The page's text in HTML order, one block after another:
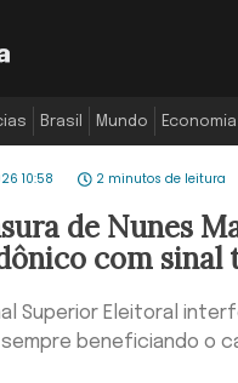
Brasil Mundo Economia
10:58 2 minutos de leitura
de Nunes
com sinal
Superior Eleitoral
beneficiando o